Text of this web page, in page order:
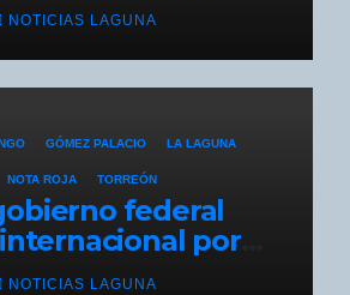
NOTICIAS LAGUNA
GÓMEZ PALACIO LA LAGUNA
NOTA ROJA TORREÓN
federal
por
Tv Azteca
NOTICIAS LAGUNA